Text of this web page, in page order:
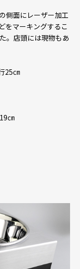
側面にレーザー加工
をマーキングするこ
。店頭には現物もあ
25㎝
㎝